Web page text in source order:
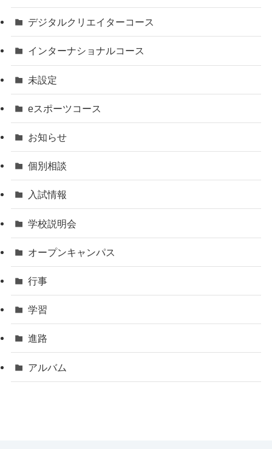
デジタルクリエイターコース
インターナショナルコース
未設定
eスポーツコース
お知らせ
個別相談
入試情報
学校説明会
オープンキャンパス
行事
学習
進路
アルバム